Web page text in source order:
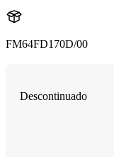
FM64FD170D/00
Descontinuado